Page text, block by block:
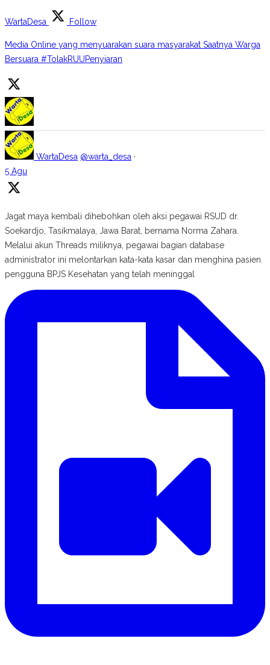
WartaDesa Follow
Media Online yang menyuarakan suara masyarakat Saatnya Warga
Bersuara #TolakRUUPenyiaran
WartaDesa @warta_desa ·
5 Agu
Jagat maya kembali dihebohkan oleh aksi pegawai RSUD dr.
Soekardjo, Tasikmalaya, Jawa Barat, bernama Norma Zahara.
Melalui akun Threads miliknya, pegawai bagian database
administrator ini melontarkan kata-kata kasar dan menghina pasien
pengguna BPJS Kesehatan yang telah meninggal